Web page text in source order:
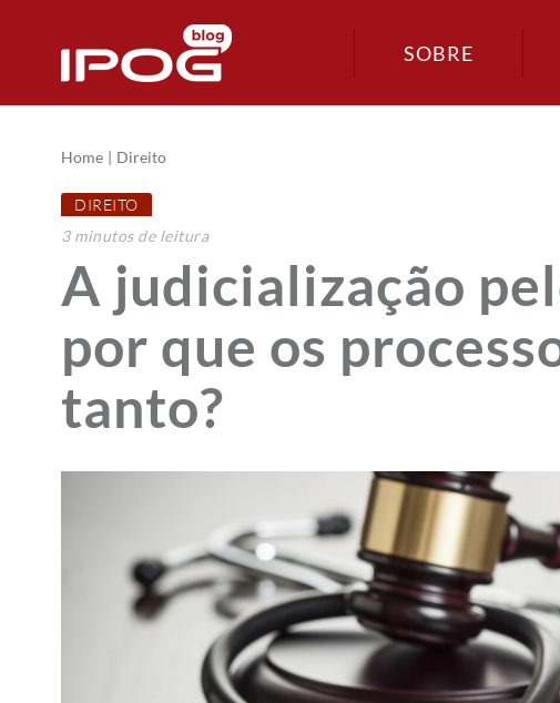
SOBRE
Home Direito
DIREITO
3 minutosde leitura
A judicialização
por que os
tanto?